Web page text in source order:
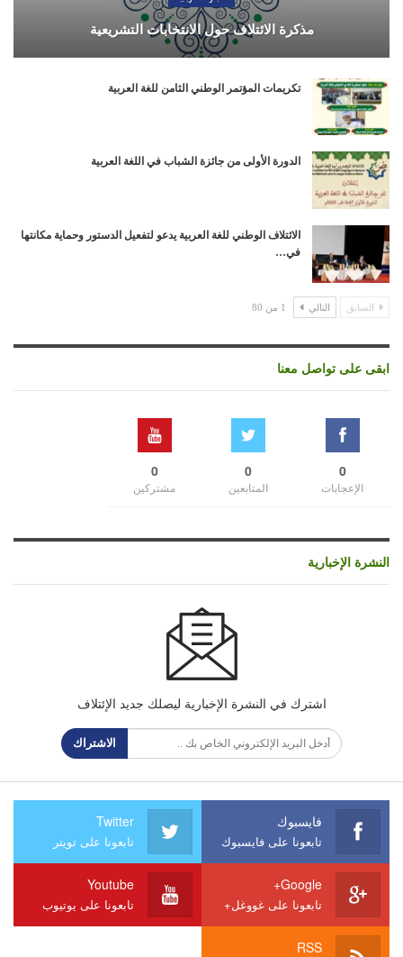
مذكرة الائتلاف حول الانتخابات التشريعية
تكريمات المؤتمر الوطني الثامن للغة العربية
الدورة الأولى من جائزة الشباب في اللغة العربية
الائتلاف الوطني للغة العربية يدعو لتفعيل الدستور وحماية مكانتها
في…
السابق التالي 1 من 80
ابقى على تواصل معنا
0
الإعجابات
0
المتابعين
0
مشتركين
النشرة الإخبارية
اشترك في النشرة الإخبارية ليصلك جديد الإئتلاف
الاشتراك
فايسبوك
تابعونا على فايسبوك
Twitter
تابعونا على تويتر
Google+
تابعونا على غووغل+
Youtube
تابعونا على يوتيوب
RSS